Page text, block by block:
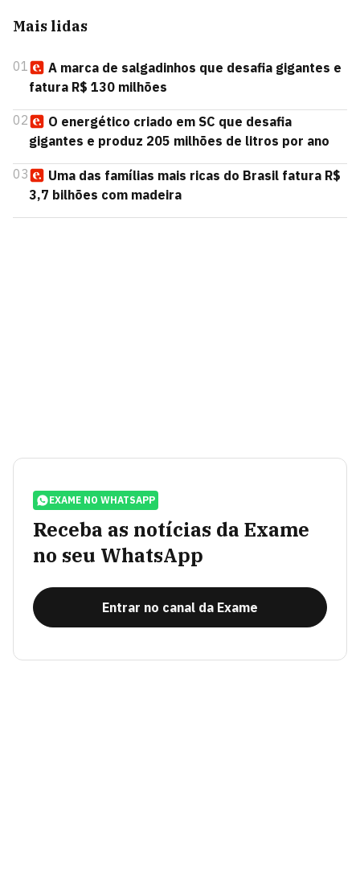
Mais lidas
01
A marca de salgadinhos que desafia gigantes e
fatura R$ 130 milhões
02
O energético criado em SC que desafia
gigantes e produz 205 milhões de litros por ano
03
Uma das famílias mais ricas do Brasil fatura R$
3,7 bilhões com madeira
EXAME NO WHATSAPP
Receba as notícias da Exame
no seu WhatsApp
Entrar no canal da Exame